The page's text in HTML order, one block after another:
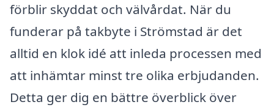
förblir skyddat och välvårdat. När du
funderar på takbyte i Strömstad är det
alltid en klok idé att inleda processen med
att inhämtar minst tre olika erbjudanden.
Detta ger dig en bättre överblick över